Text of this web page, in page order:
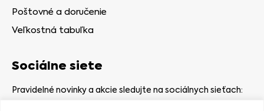
Poštovné a doručenie
Veľkostná tabuľka
Sociálne siete
Pravidelné novinky a akcie sledujte na sociálnych sieťach: